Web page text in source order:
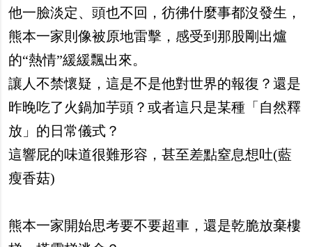
他一臉淡定、頭也不回，彷彿什麼事都沒發生，
熊本一家則像被原地雷擊，感受到那股剛出爐
的“熱情”緩緩飄出來。
讓人不禁懷疑，這是不是他對世界的報復？還是
昨晚吃了火鍋加芋頭？或者這只是某種「自然釋
放」的日常儀式？
這響屁的味道很難形容，甚至差點窒息想吐(藍
瘦香菇)
熊本一家開始思考要不要超車，還是乾脆放棄樓